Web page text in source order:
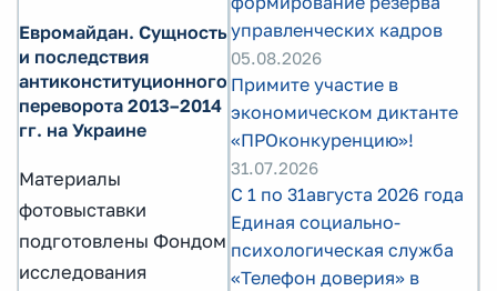
Евромайдан. Сущность
и последствия
антиконституционного
переворота 2013–2014
гг. на Украине
Материалы
фотовыставки
подготовлены Фондом
исследования
управленческих кадров
05.08.2026
Примите участие в
экономическом диктанте
«ПРОконкуренцию»!
31.07.2026
С 1 по 31августа 2026 года
Единая социально-
психологическая служба
«Телефон доверия» в